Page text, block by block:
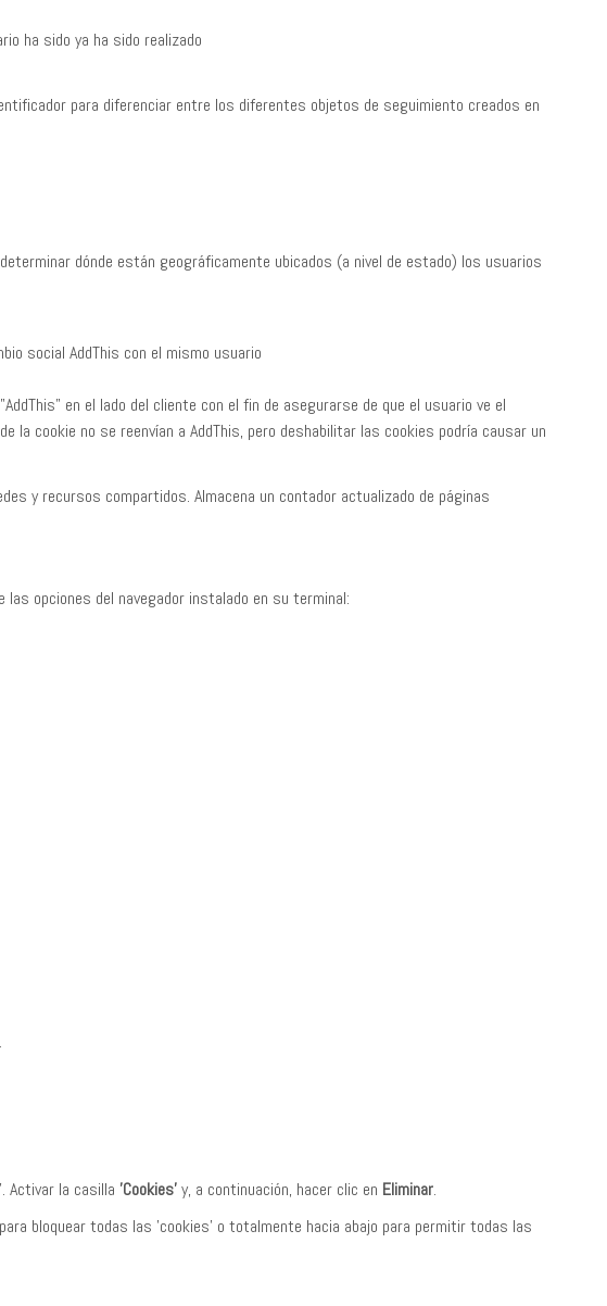
ha sido ya ha sido realizado
para diferenciar entre los diferentes objetos de seguimiento creados en
dónde están geográficamente ubicados (a nivel de estado) los usuarios
social AddThis con el mismo usuario
en el lado del cliente con el fin de asegurarse de que el usuario ve el
cookie no se reenvían a AddThis, pero deshabilitar las cookies podría causar un
y recursos compartidos. Almacena un contador actualizado de páginas
opciones del navegador instalado en su terminal:
Activar la casilla 'Cookies'y, a continuación, hacer clic en Eliminar.
bloquear todas las 'cookies' o totalmente hacia abajo para permitir todas las